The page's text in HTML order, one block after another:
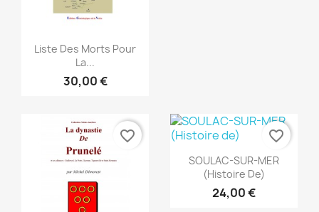
Snabbvy
Liste Des Morts Pour
La...
30,00 €
favorite_border
Snabbvy
SOULAC-SUR-MER
(Histoire De)
24,00 €
favorite_border